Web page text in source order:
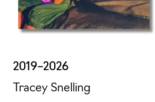
2019–2026
Tracey Snelling